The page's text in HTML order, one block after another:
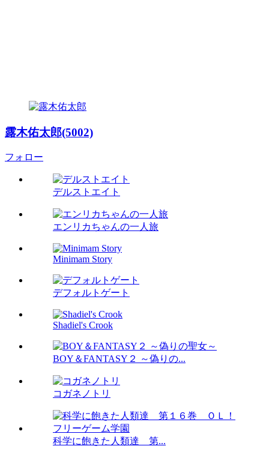
露木佑太郎(5002)
フォロー
デルストエイト
エンリカちゃんの一人旅
Minimam Story
デフォルトゲート
Shadiel's Crook
BOY＆FANTASY２ ～偽りの...
コガネノトリ
科学に飽きた人類達 第...